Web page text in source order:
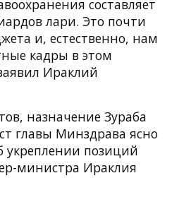
составляет
лари. Это почти
и, естественно, нам
кадры в этом
Ираклий
назначение Зураба
главы Минздрава ясно
укреплении позиций
министра Ираклия